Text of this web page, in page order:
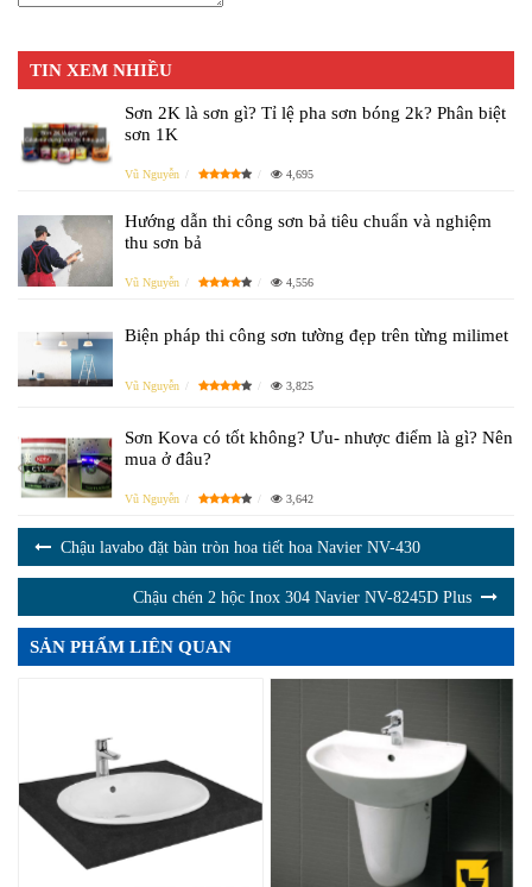
TIN XEM NHIỀU
Sơn 2K là sơn gì? Tỉ lệ pha sơn bóng 2k? Phân biệt
sơn 1K
Vũ Nguyễn 4,695
Hướng dẫn thi công sơn bả tiêu chuẩn và nghiệm
thu sơn bả
Vũ Nguyễn 4,556
Biện pháp thi công sơn tường đẹp trên từng milimet
Vũ Nguyễn 3,825
Sơn Kova có tốt không? Ưu- nhược điểm là gì? Nên
mua ở đâu?
Vũ Nguyễn 3,642
Chậu lavabo đặt bàn tròn hoa tiết hoa Navier NV-430
Chậu chén 2 hộc Inox 304 Navier NV-8245D Plus
SẢN PHẨM LIÊN QUAN